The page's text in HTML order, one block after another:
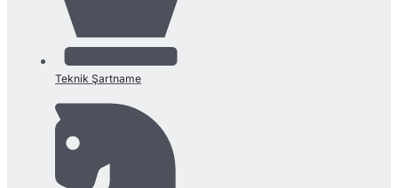
Teknik Şartname